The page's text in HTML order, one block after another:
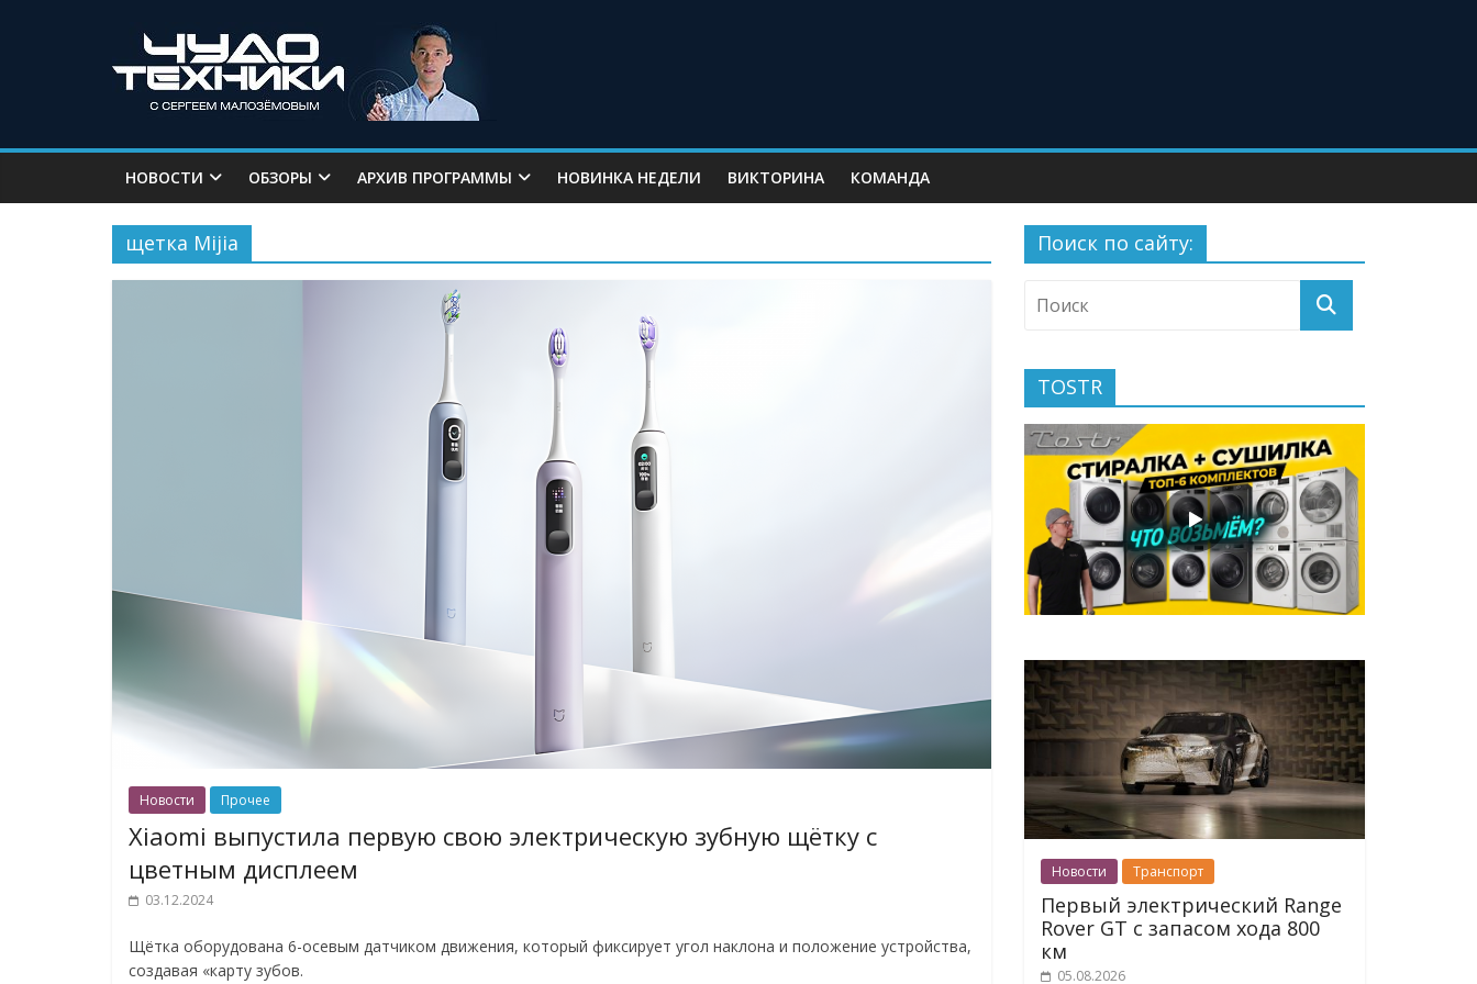
НОВОСТИ ОБЗОРЫ АРХИВ ПРОГРАММЫ НОВИНКА НЕДЕЛИ ВИКТОРИНА КОМАНДА
щетка Mijia
Новости Прочее
Xiaomi выпустила первую свою электрическую зубную щётку с
цветным дисплеем
03.12.2024
Щётка оборудована 6-осевым датчиком движения, который фиксирует угол наклона и положение устройства,
создавая «карту зубов.
Поиск по сайту:
TOSTR
Новости Транспорт
Первый электрический Range
Rover GT с запасом хода 800
км
05.08.2026